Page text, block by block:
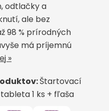
odtlačky a
ale bez
98 % prírodných
má príjemnú
»
Štartovací
1 ks + fľaša